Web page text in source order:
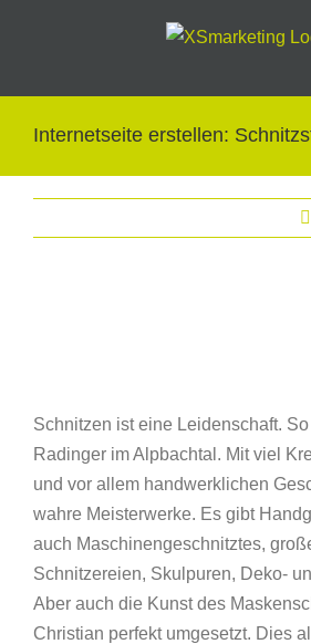
Internetseite erstellen:
Schnitzen ist eine Leidenschaft.
Radinger im Alpbachtal. Mit viel
und vor allem handwerklichen
wahre Meisterwerke. Es gibt
auch Maschinengeschnitztes,
Schnitzereien, Skulpuren, Deko-
Aber auch die Kunst des
Christian perfekt umgesetzt. Dies